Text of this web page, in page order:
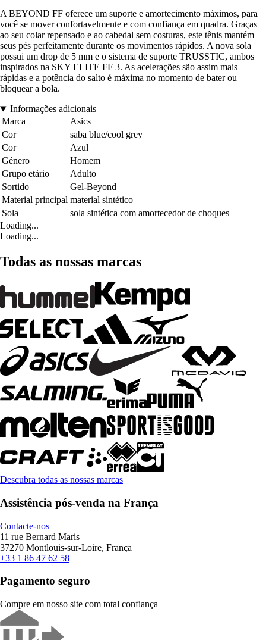
A BEYOND FF oferece um suporte e amortecimento máximos, para
você se mover confortavelmente e com confiança em quadra. Graças
ao seu colar repensado e ao cabedal sem costuras, este tênis mantém
seus pés perfeitamente durante os movimentos rápidos. A nova sola
possui um drop de 5 mm e o sistema de suporte TRUSSTIC, ambos
inspirados na SKY ELITE FF 3. As acelerações são assim mais
rápidas e a potência do salto é máxima no momento de bater ou
bloquear a bola.
Informações adicionais
Marca
Asics
Cor
saba blue/cool grey
Cor
Azul
Género
Homem
Grupo etário
Adulto
Sortido
Gel-Beyond
Material principal material sintético
Sola
sola sintética com amortecedor de choques
Loading...
Loading...
Todas as nossas marcas
Descubra todas as nossas marcas
Assistência pós-venda na França
Contacte-nos
11 rue Bernard Maris
37270 Montlouis-sur-Loire, França
+33 1 86 47 62 58
Pagamento seguro
Compre em nosso site com total confiança